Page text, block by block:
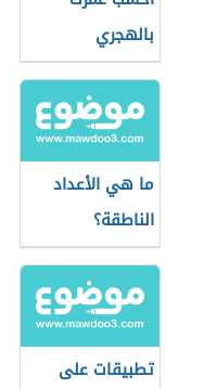
بالهجري
والميلادي
ما هي الأعداد
الناطقة؟
تطبيقات على